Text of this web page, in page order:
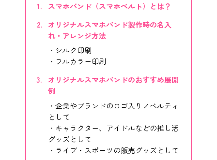
スマホバンド（スマホベルト）とは？
オリジナルスマホバンド製作時の名入
れ・アレンジ方法
シルク印刷
フルカラー印刷
オリジナルスマホバンドのおすすめ展開
例
企業やブランドのロゴ入りノベルティ
として
キャラクター、アイドルなどの推し活
グッズとして
ライブ・スポーツの販売グッズとして